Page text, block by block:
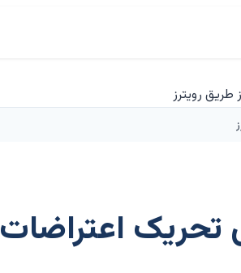
تحریک اعتراضات